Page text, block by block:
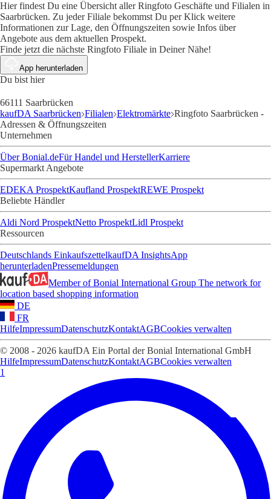
Hier findest Du eine Übersicht aller Ringfoto Geschäfte und Filialen in
Saarbrücken. Zu jeder Filiale bekommst Du per Klick weitere
Informationen zur Lage, den Öffnungszeiten sowie Infos über
Angebote aus dem aktuellen Prospekt.
Finde jetzt die nächste Ringfoto Filiale in Deiner Nähe!
App herunterladen
Du bist hier
66111 Saarbrücken
kaufDA Saarbrücken Filialen Elektromärkte Ringfoto Saarbrücken -
Adressen & Öffnungszeiten
Unternehmen
Über Bonial.deFür Handel und HerstellerKarriere
Supermarkt Angebote
EDEKA ProspektKaufland ProspektREWE Prospekt
Beliebte Händler
Aldi Nord ProspektNetto ProspektLidl Prospekt
Ressourcen
Deutschlands EinkaufszettelkaufDA InsightsApp
herunterladenPressemeldungen
Member of Bonial International Group The network for
location based shopping information
DE
FR
HilfeImpressumDatenschutzKontaktAGBCookies verwalten
© 2008 - 2026 kaufDA Ein Portal der Bonial International GmbH
HilfeImpressumDatenschutzKontaktAGBCookies verwalten
1